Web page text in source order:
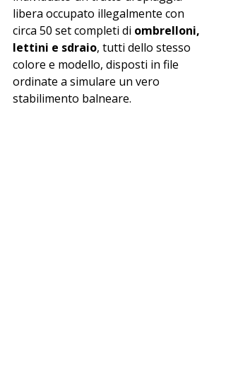
libera occupato illegalmente con
circa 50 set completi di ombrelloni,
lettini e sdraio, tutti dello stesso
colore e modello, disposti in file
ordinate a simulare un vero
stabilimento balneare.